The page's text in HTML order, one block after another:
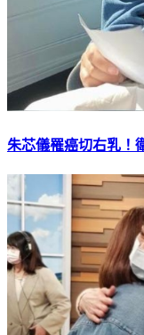
朱芯儀罹癌切右乳